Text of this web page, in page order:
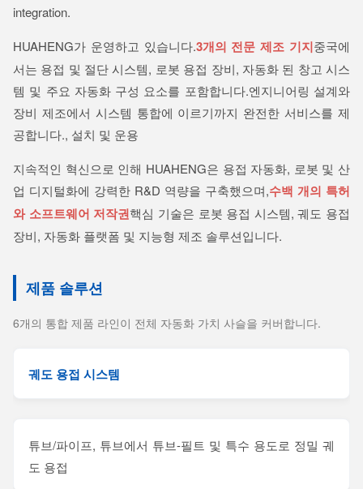
integration.
HUAHENG가 운영하고 있습니다.3개의 전문 제조 기지중국에
서는 용접 및 절단 시스템, 로봇 용접 장비, 자동화 된 창고 시스
템 및 주요 자동화 구성 요소를 포함합니다.엔지니어링 설계와
장비 제조에서 시스템 통합에 이르기까지 완전한 서비스를 제
공합니다., 설치 및 운용
지속적인 혁신으로 인해 HUAHENG은 용접 자동화, 로봇 및 산
업 디지털화에 강력한 R&D 역량을 구축했으며,수백 개의 특허
와 소프트웨어 저작권핵심 기술은 로봇 용접 시스템, 궤도 용접
장비, 자동화 플랫폼 및 지능형 제조 솔루션입니다.
제품 솔루션
6개의 통합 제품 라인이 전체 자동화 가치 사슬을 커버합니다.
궤도 용접 시스템
튜브/파이프, 튜브에서 튜브-필트 및 특수 용도로 정밀 궤
도 용접